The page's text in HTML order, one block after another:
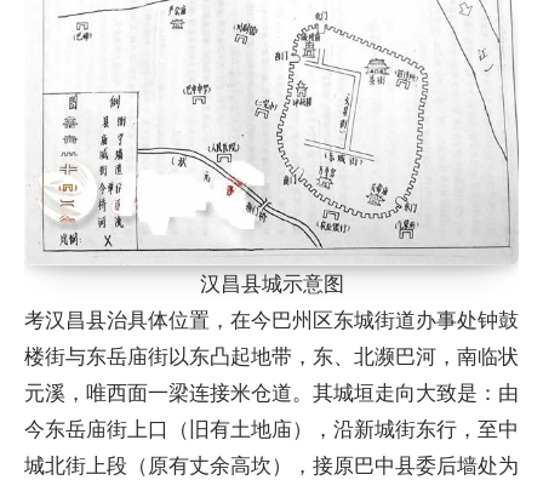
汉昌县城示意图
考汉昌县治具体位置，在今巴州区东城街道办事处钟鼓
楼街与东岳庙街以东凸起地带，东、北濒巴河，南临状
元溪，唯西面一梁连接米仓道。其城垣走向大致是：由
今东岳庙街上口（旧有土地庙），沿新城街东行，至中
城北街上段（原有丈余高坎），接原巴中县委后墙处为